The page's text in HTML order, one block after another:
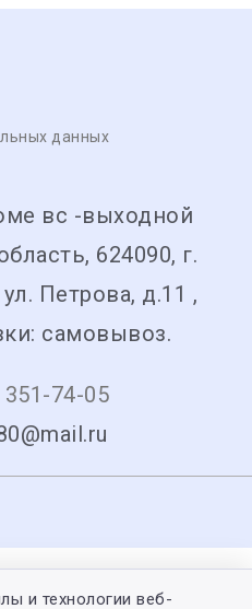
данных
вс -выходной
624090, г.
Петрова, д.11 ,
самовывоз.
74-05
и технологии веб-